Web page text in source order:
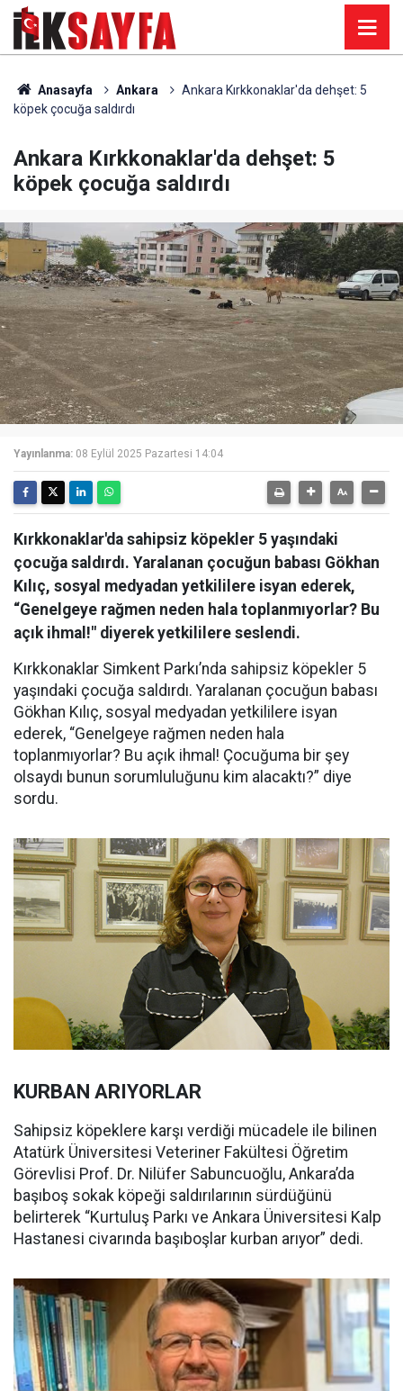
Anasayfa Ankara
Ankara Kırkkonaklar'da dehşet: 5
köpek çocuğa saldırdı
Ankara Kırkkonaklar'da dehşet: 5
köpek çocuğa saldırdı
Yayınlanma: 08 Eylül 2025 Pazartesi 14:04
Kırkkonaklar'da sahipsiz köpekler 5 yaşındaki
çocuğa saldırdı. Yaralanan çocuğun babası Gökhan
Kılıç, sosyal medyadan yetkililere isyan ederek,
“Genelgeye rağmen neden hala toplanmıyorlar? Bu
açık ihmal!" diyerek yetkililere seslendi.
Kırkkonaklar Simkent Parkı’nda sahipsiz köpekler 5
yaşındaki çocuğa saldırdı. Yaralanan çocuğun babası
Gökhan Kılıç, sosyal medyadan yetkililere isyan
ederek, “Genelgeye rağmen neden hala
toplanmıyorlar? Bu açık ihmal! Çocuğuma bir şey
olsaydı bunun sorumluluğunu kim alacaktı?” diye
sordu.
KURBAN ARIYORLAR
Sahipsiz köpeklere karşı verdiği mücadele ile bilinen
Atatürk Üniversitesi Veteriner Fakültesi Öğretim
Görevlisi Prof. Dr. Nilüfer Sabuncuoğlu, Ankara’da
başıboş sokak köpeği saldırılarının sürdüğünü
belirterek “Kurtuluş Parkı ve Ankara Üniversitesi Kalp
Hastanesi civarında başıboşlar kurban arıyor” dedi.